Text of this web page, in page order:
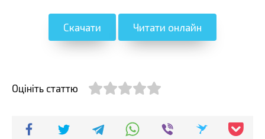
Скачати Читати онлайн
Оцініть статтю